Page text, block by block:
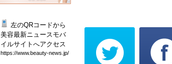
左のQRコードから
美容最新ニュースモバ
イルサイトへアクセス
https://www.beauty-news. jp/